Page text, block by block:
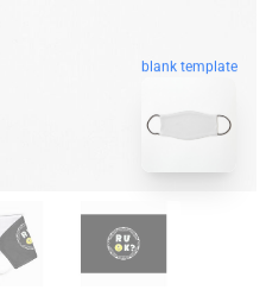
blank template